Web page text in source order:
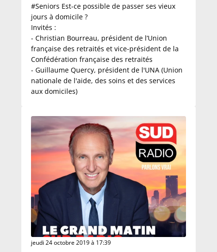
#Seniors Est-ce possible de passer ses vieux
jours à domicile ?
Invités :
- Christian Bourreau, président de l’Union
française des retraités et vice-président de la
Confédération française des retraités
- Guillaume Quercy, président de l'UNA (Union
nationale de l'aide, des soins et des services
aux domiciles)
jeudi 24 octobre 2019 à 17:39